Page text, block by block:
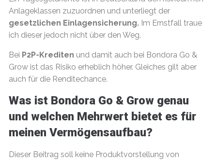
Anlageklassen zuzuordnen und unterliegt der
gesetzlichen Einlagensicherung. Im Ernstfall traue
ich dieser jedoch nicht über den Weg.
Bei P2P-Krediten und damit auch bei Bondora Go &
Grow ist das Risiko erheblich höher. Gleiches gilt aber
auch für die Renditechance.
Was ist Bondora Go & Grow genau
und welchen Mehrwert bietet es für
meinen Vermögensaufbau?
Dieser Beitrag soll keine Produktvorstellung von